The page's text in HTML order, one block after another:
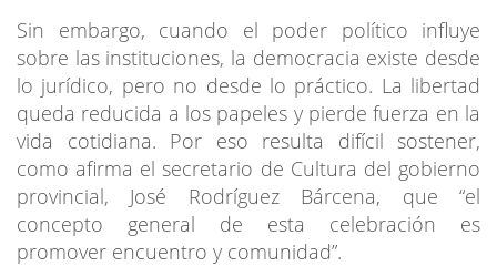
Sin embargo, cuando el poder político influye
sobre las instituciones, la democracia existe desde
lo jurídico, pero no desde lo práctico. La libertad
queda reducida a los papeles y pierde fuerza en la
vida cotidiana. Por eso resulta difícil sostener,
como afirma el secretario de Cultura del gobierno
provincial, José Rodríguez Bárcena, que “el
concepto general de esta celebración es
promover encuentro y comunidad”.